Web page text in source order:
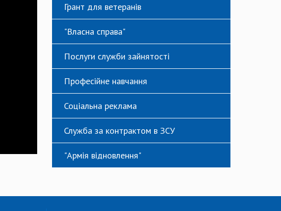
Грант для ветеранів
"Власна справа"
Послуги служби зайнятості
Професійне навчання
Соціальна реклама
Служба за контрактом в ЗСУ
"Армія відновлення"